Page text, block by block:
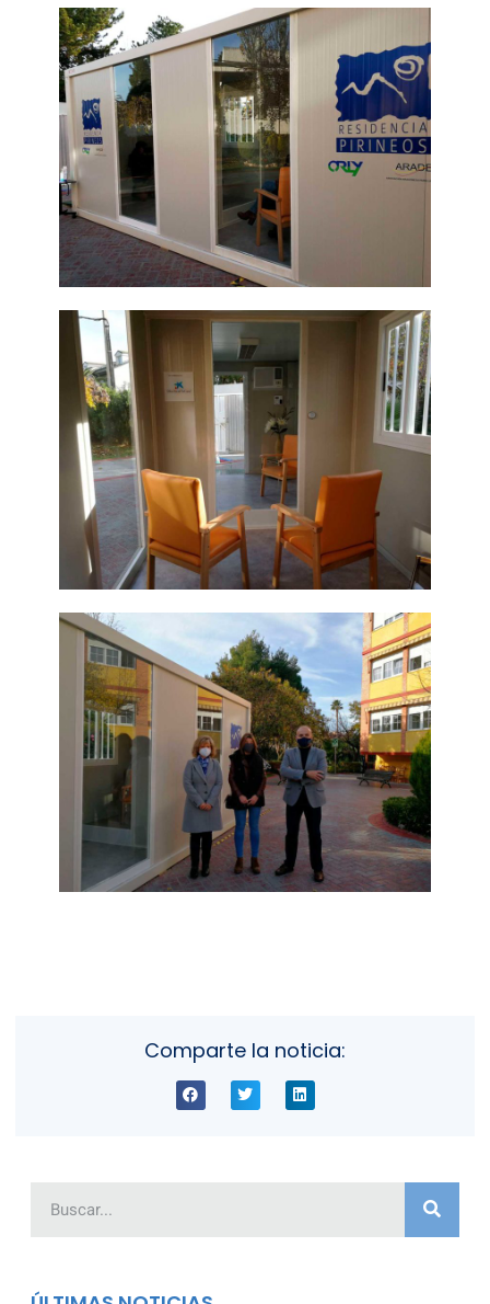
Comparte la noticia: